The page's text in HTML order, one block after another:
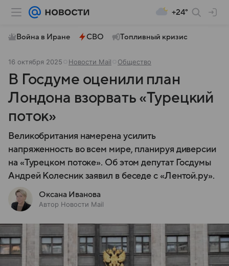
+24°
Война в Иране СВО Топливный кризис
16 октября 2025 Новости Mail Общество
В Госдуме оценили план
Лондона взорвать «Турецкий
поток»
Великобритания намерена усилить
напряженность во всем мире, планируя диверсии
на «Турецком потоке». Об этом депутат Госдумы
Андрей Колесник заявил в беседе с «Лентой.ру».
Оксана Иванова
Автор Новости Mail